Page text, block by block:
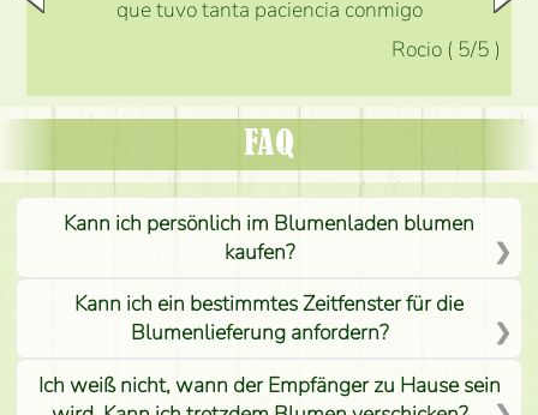
que tuvo tanta paciencia conmigo
Rocio ( 5/5 )
FAQ
Kann ich persönlich im Blumenladen blumen
kaufen?
Kann ich ein bestimmtes Zeitfenster für die
Blumenlieferung anfordern?
Ich weiß nicht, wann der Empfänger zu Hause sein